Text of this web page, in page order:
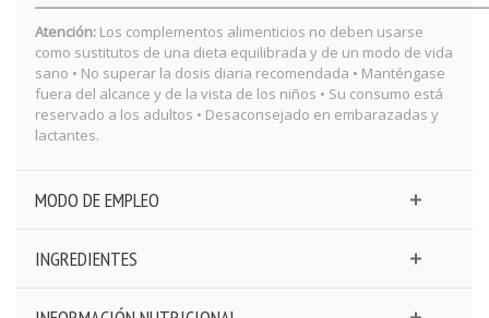
Atención: Los complementos alimenticios no deben usarse
como sustitutos de una dieta equilibrada y de un modo de vida
sano • No superar la dosis diaria recomendada • Manténgase
fuera del alcance y de la vista de los niños • Su consumo está
reservado a los adultos • Desaconsejado en embarazadas y
lactantes.
MODO DE EMPLEO
INGREDIENTES